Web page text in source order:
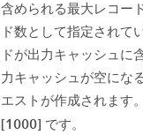
含められる最大レコー
ド数として指定されて
ドが出力キャッシュに
力キャッシュが空にな
エストが作成されます
[1000] です。